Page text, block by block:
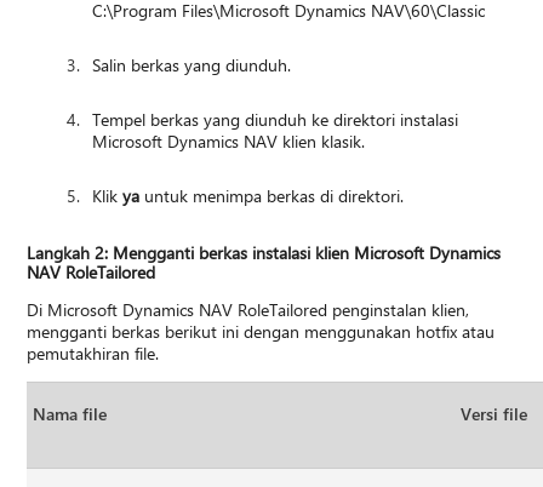
C:\Program Files\Microsoft Dynamics NAV\60\Classic
Salin berkas yang diunduh.
Tempel berkas yang diunduh ke direktori instalasi
Microsoft Dynamics NAV klien klasik.
Klikya untuk menimpa berkas di direktori.
Langkah 2: Mengganti berkas instalasi klien Microsoft Dynamics
NAV RoleTailored
Di Microsoft Dynamics NAV RoleTailored penginstalan klien,
mengganti berkas berikut ini dengan menggunakan hotfix atau
pemutakhiran file.
Nama file Versi file